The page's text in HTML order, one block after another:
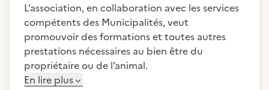
L’association, en collaboration avec les services
compétents des Municipalités, veut
promouvoir des formations et toutes autres
prestations nécessaires au bien être du
propriétaire ou de l’animal.
En lire plus